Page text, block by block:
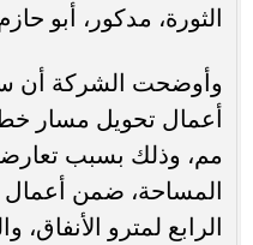
الثورة، مدكور، أبو
وأوضحت الشركة أن
مم، وذلك بسبب
المساحة، ضمن أعمال
الرابع لمترو الأنفاق،